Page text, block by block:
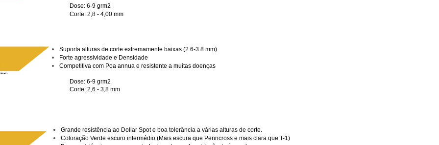
Dose: 6-9 grm2
Corte: 2,8 - 4,00 mm
Suporta alturas de corte extremamente baixas (2.6-3.8 mm)
Forte agressividade e Densidade
Competitiva com Poa annua e resistente a muitas doenças
Dose: 6-9 grm2
Corte: 2,6 - 3,8 mm
Grande resistência ao Dollar Spot e boa tolerância a várias alturas de corte.
Coloração Verde escuro intermédio (Mais escura que Penncross e mais clara que T-1)